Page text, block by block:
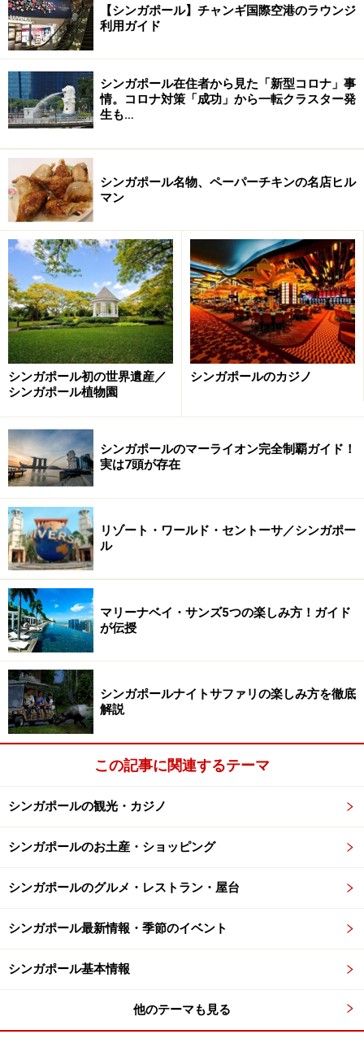
※海外を訪れる際には最新情報の入手に努め、「外務省 海外安全
ホームページ」を確認するなど、安全確保に十分注意を払ってく
ださい。
1/4 次のページへ
【シンガポール】チャンギ国際空港のラウンジ
利用ガイド
シンガポール在住者から見た「新型コロナ」事
情。コロナ対策「成功」から一転クラスター発
生も…
シンガポール名物、ペーパーチキンの名店ヒル
マン
シンガポール初の世界遺産／
シンガポール植物園
シンガポールのカジノ
シンガポールのマーライオン完全制覇ガイド！
実は7頭が存在
リゾート・ワールド・セントーサ／シンガポー
ル
マリーナベイ・サンズ5つの楽しみ方！ガイド
が伝授
シンガポールナイトサファリの楽しみ方を徹底
解説
この記事に関連するテーマ
シンガポールの観光・カジノ
シンガポールのお土産・ショッピング
シンガポールのグルメ・レストラン・屋台
シンガポール最新情報・季節のイベント
シンガポール基本情報
他のテーマも見る